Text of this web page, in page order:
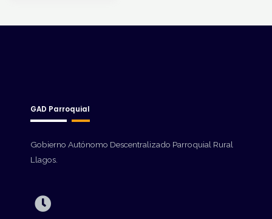
GAD Parroquial
Gobierno Autónomo Descentralizado Parroquial Rural
Llagos.